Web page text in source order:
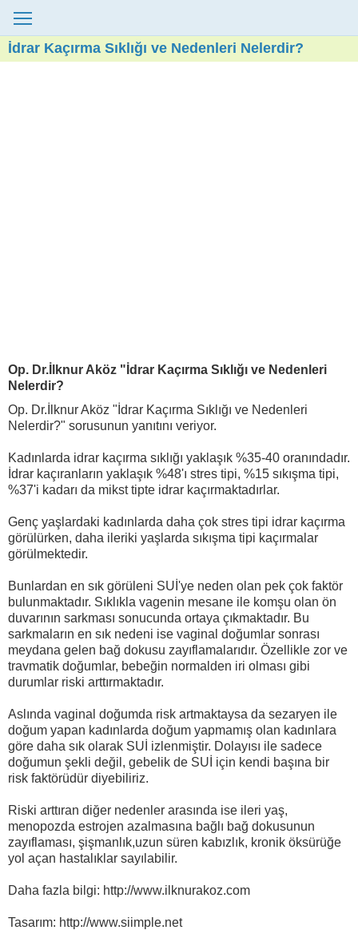
İdrar Kaçırma Sıklığı ve Nedenleri Nelerdir?
Op. Dr.İlknur Aköz "İdrar Kaçırma Sıklığı ve Nedenleri
Nelerdir?
Op. Dr.İlknur Aköz "İdrar Kaçırma Sıklığı ve Nedenleri
Nelerdir?" sorusunun yanıtını veriyor.
Kadınlarda idrar kaçırma sıklığı yaklaşık %35-40 oranındadır.
İdrar kaçıranların yaklaşık %48'ı stres tipi, %15 sıkışma tipi,
%37'i kadarı da mikst tipte idrar kaçırmaktadırlar.
Genç yaşlardaki kadınlarda daha çok stres tipi idrar kaçırma
görülürken, daha ileriki yaşlarda sıkışma tipi kaçırmalar
görülmektedir.
Bunlardan en sık görüleni SUİ'ye neden olan pek çok faktör
bulunmaktadır. Sıklıkla vagenin mesane ile komşu olan ön
duvarının sarkması sonucunda ortaya çıkmaktadır. Bu
sarkmaların en sık nedeni ise vaginal doğumlar sonrası
meydana gelen bağ dokusu zayıflamalarıdır. Özellikle zor ve
travmatik doğumlar, bebeğin normalden iri olması gibi
durumlar riski arttırmaktadır.
Aslında vaginal doğumda risk artmaktaysa da sezaryen ile
doğum yapan kadınlarda doğum yapmamış olan kadınlara
göre daha sık olarak SUİ izlenmiştir. Dolayısı ile sadece
doğumun şekli değil, gebelik de SUİ için kendi başına bir
risk faktörüdür diyebiliriz.
Riski arttıran diğer nedenler arasında ise ileri yaş,
menopozda estrojen azalmasına bağlı bağ dokusunun
zayıflaması, şişmanlık,uzun süren kabızlık, kronik öksürüğe
yol açan hastalıklar sayılabilir.
Daha fazla bilgi: http://www.ilknurakoz.com
Tasarım: http://www.siimple.net